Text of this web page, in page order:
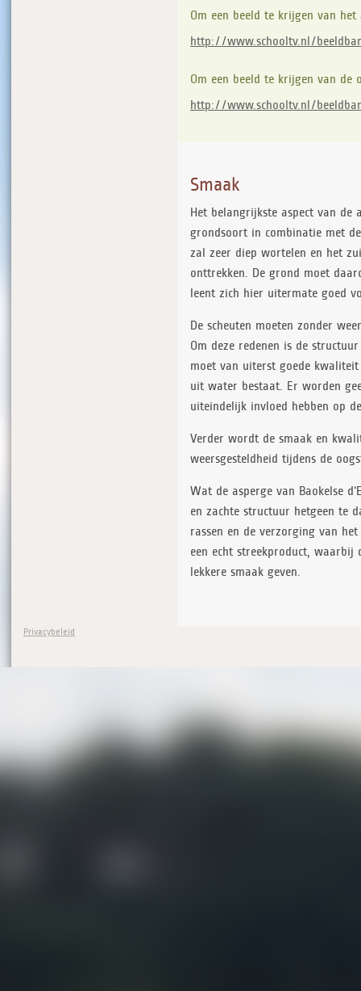
Om een beeld te krijgen van
http://www.schooltv.nl/
Om een beeld te krijgen van de
http://www.schooltv.nl/
Smaak
Het belangrijkste aspect van de
grondsoort in combinatie met
zal zeer diep wortelen en het
onttrekken. De grond moet
leent zich hier uitermate goed
De scheuten moeten zonder
Om deze redenen is de
moet van uiterst goede
uit water bestaat. Er worden
uiteindelijk invloed hebben op
Verder wordt de smaak en
weersgesteldheid tijdens de
Wat de asperge van Baokelse
en zachte structuur hetgeen te
rassen en de verzorging van het
een echt streekproduct, waarbij
lekkere smaak geven.
Privacybeleid